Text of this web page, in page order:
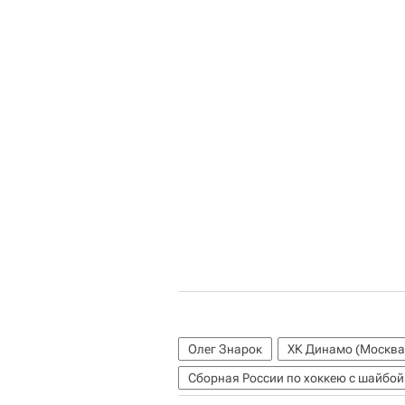
Олег Знарок ХК Динамо
Сборная России по хоккею с шайбой